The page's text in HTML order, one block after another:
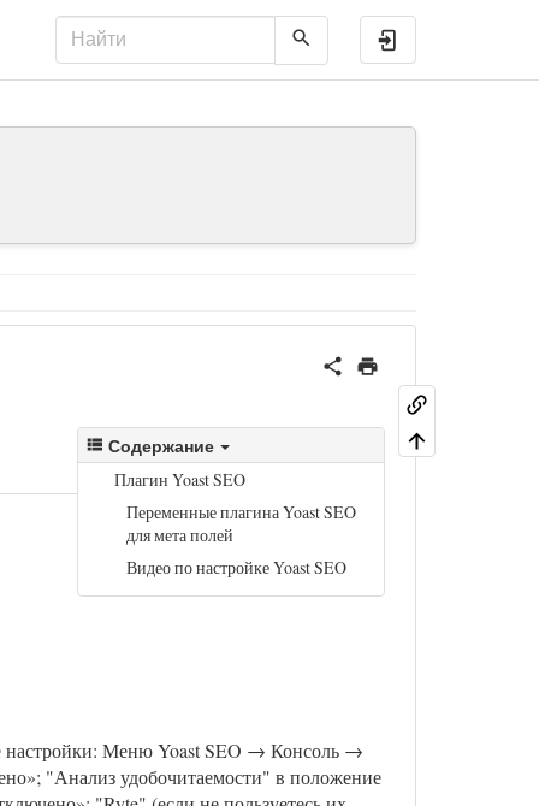
Содержание
Плагин Yoast SEO
Переменные плагина Yoast SEO
для мета полей
Видео по настройке Yoast SEO
настройки: Меню Yoast SEO → Консоль →
"Анализ удобочитаемости" в положение